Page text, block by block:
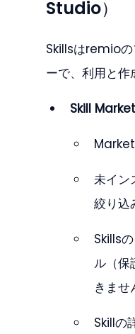
Studio）
Skillsはremioの
ーで、利用と作
Skill Market
未イン
絞り込
Skills
ル（保
きませ
Skillの